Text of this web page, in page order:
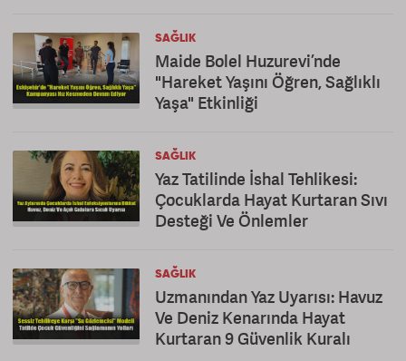
SAĞLIK
Maide Bolel Huzurevi’nde
"Hareket Yaşını Öğren, Sağlıklı
Yaşa" Etkinliği
SAĞLIK
Yaz Tatilinde İshal Tehlikesi:
Çocuklarda Hayat Kurtaran Sıvı
Desteği Ve Önlemler
SAĞLIK
Uzmanından Yaz Uyarısı: Havuz
Ve Deniz Kenarında Hayat
Kurtaran 9 Güvenlik Kuralı